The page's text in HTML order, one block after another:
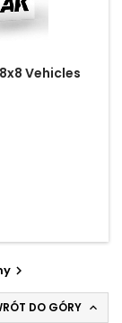
Vehicles

DO GÓRY 